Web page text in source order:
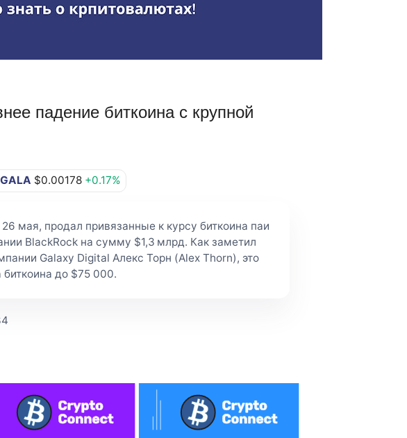
падение биткоина с крупной
GALA $0.00178 +0.17%
мая, продал привязанные к курсу биткоина паи
BlackRock на сумму $1,3 млрд. Как заметил
Galaxy Digital Алекс Торн (Alex Thorn), это
до $75 000.